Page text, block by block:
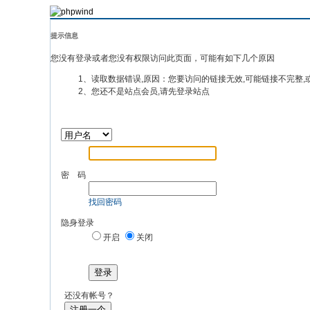
提示信息
您没有登录或者您没有权限访问此页面，可能有如下几个原因
1、读取数据错误,原因：您要访问的链接无效,可能链接不完整,
2、您还不是站点会员,请先登录站点
密 码
找回密码
隐身登录
开启
关闭
登录
还没有帐号？